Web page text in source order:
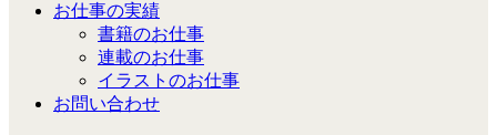
お仕事の実績
書籍のお仕事
連載のお仕事
イラストのお仕事
お問い合わせ